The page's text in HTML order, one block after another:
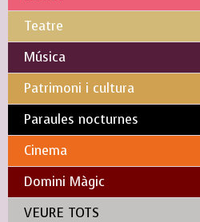
Teatre
Música
Patrimoni i cultura
Paraules nocturnes
Cinema
Domini Màgic
VEURE TOTS